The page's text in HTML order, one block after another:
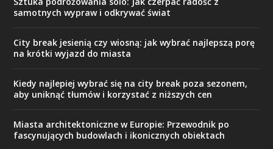
samotnych wypraw i odkrywać świat
City break jesienią czy wiosną: jak wybrać najlepszą porę
na krótki wyjazd do miasta
Kiedy najlepiej wybrać się na city break poza sezonem,
aby uniknąć tłumów i korzystać z niższych cen
Miasta architektoniczne w Europie: Przewodnik po
fascynujących budowlach i ikonicznych obiektach